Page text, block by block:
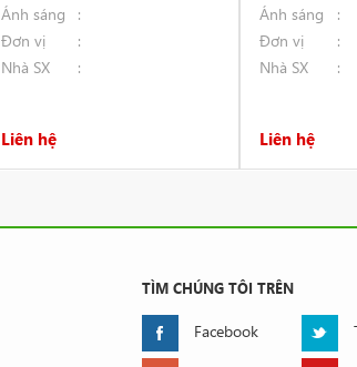
Ánh sáng
Đơn vị
Nhà SX
Liên hệ
Ánh sáng
Đơn vị
Nhà SX
Liên hệ
TÌM CHÚNG TÔI TRÊN
Facebook